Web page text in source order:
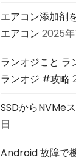
エアコン添加
エアコン 2025
ランオジこと
ランオジ #攻略
SSDからNVMe
日
Android 故障で